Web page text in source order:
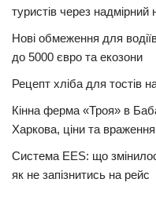
туристів через надмірний
Нові обмеження для
до 5000 євро та екозони
Рецепт хліба для тостів
Кінна ферма «Троя» в
Харкова, ціни та враження
Система EES: що
як не запізнитись на рейс